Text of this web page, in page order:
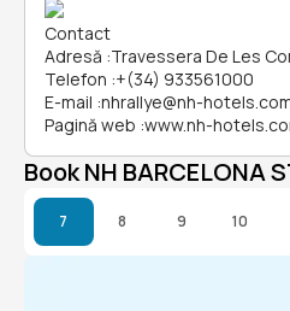
Contact
Adresă :Travessera De Les
Telefon :+(34) 933561000
E-mail :nhrallye@nh-
Pagină web :www.nh-
Book NH BARCELONA
7 8 9 10